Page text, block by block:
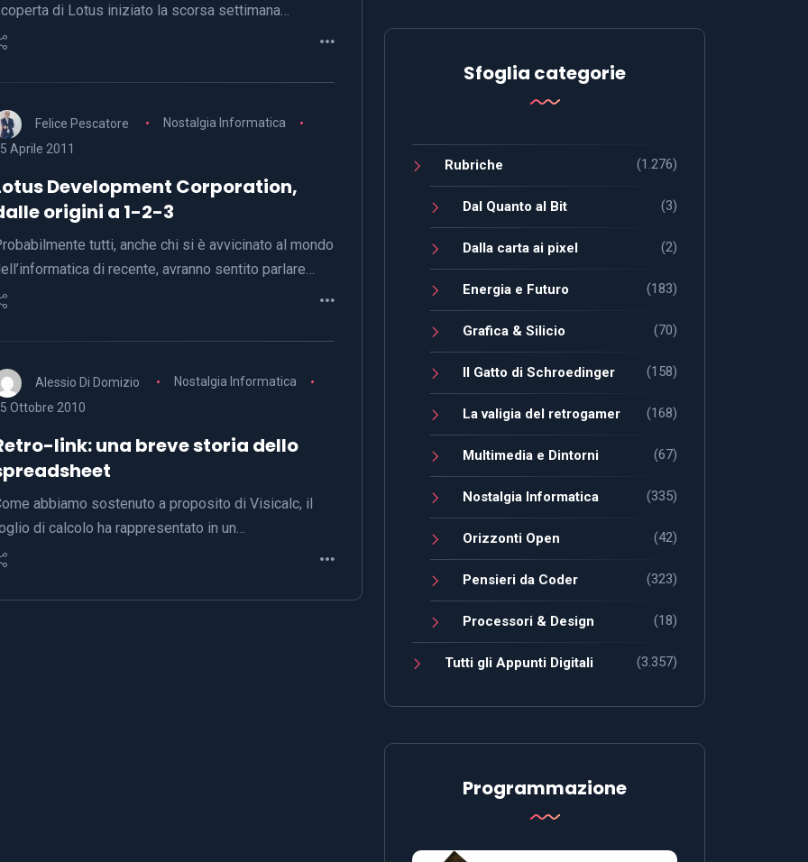
di Lotus iniziato la scorsa settimana…
Felice Pescatore
Nostalgia Informatica
Aprile 2011
Development Corporation,
origini a 1-2-3
tutti, anche chi si è avvicinato al mondo
di recente, avranno sentito parlare…
Alessio Di Domizio
Nostalgia Informatica
Ottobre 2010
link: una breve storia dello
abbiamo sostenuto a proposito di Visicalc, il
di calcolo ha rappresentato in un…
Sfoglia categorie
Rubriche (1.276)
Dal Quanto al Bit (3)
Dalla carta ai pixel (2)
Energia e Futuro (183)
Grafica & Silicio (70)
Il Gatto di Schroedinger (158)
La valigia del retrogamer (168)
Multimedia e Dintorni (67)
Nostalgia Informatica (335)
Orizzonti Open (42)
Pensieri da Coder (323)
Processori & Design (18)
Tutti gli Appunti Digitali (3.357)
Programmazione